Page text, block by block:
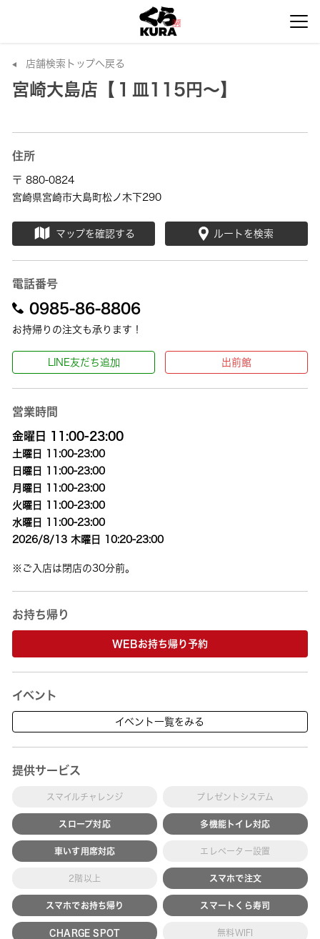
店舗検索トップへ戻る
宮崎大島店【１皿115円～】
住所
〒 880-0824
宮崎県宮崎市大島町松ノ木下290
マップを確認する ルートを検索
電話番号
0985-86-8806
お持帰りの注文も承ります！
LINE友だち追加 出前館
営業時間
金曜日 11:00-23:00
土曜日 11:00-23:00
日曜日 11:00-23:00
月曜日 11:00-23:00
火曜日 11:00-23:00
水曜日 11:00-23:00
2026/8/13 木曜日 10:20-23:00
※ご入店は閉店の30分前。
お持ち帰り
WEBお持ち帰り予約
イベント
イベント一覧をみる
提供サービス
スマイルチャレンジ プレゼントシステム
スロープ対応 多機能トイレ対応
車いす用席対応 エレベーター設置
2階以上 スマホで注文
スマホでお持ち帰り スマートくら寿司
CHARGE SPOT 無料WIFI